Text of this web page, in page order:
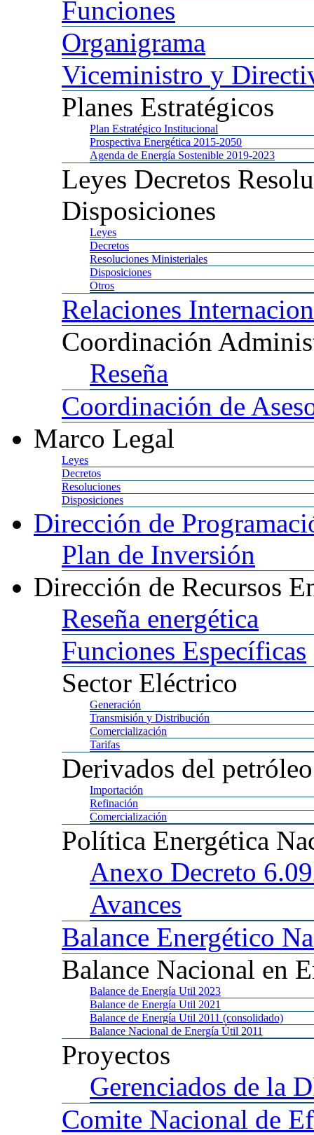
Funciones
Organigrama
Viceministro y
Planes Estratégicos
Plan Estratégico Institucional
Prospectiva Energética 2015-2050
Agenda de Energía Sostenible 2019-2023
Leyes Decretos
Disposiciones
Leyes
Decretos
Resoluciones Ministeriales
Disposiciones
Otros
Relaciones
Coordinación
Reseña
Coordinación de
Marco Legal
Leyes
Decretos
Resoluciones
Disposiciones
Dirección de
Plan de Inversión
Dirección de Recursos
Reseña energética
Funciones Específicas
Sector Eléctrico
Generación
Transmisión y Distribución
Comercialización
Tarifas
Derivados del petróleo
Importación
Refinación
Comercialización
Política Energética
Anexo Decreto
Avances
Balance Energético
Balance Nacional en
Balance de Energía Util 2023
Balance de Energía Util 2021
Balance de Energía Util 2011 (consolidado)
Balance Nacional de Energía Útil 2011
Proyectos
Gerenciados de la
Comite Nacional de